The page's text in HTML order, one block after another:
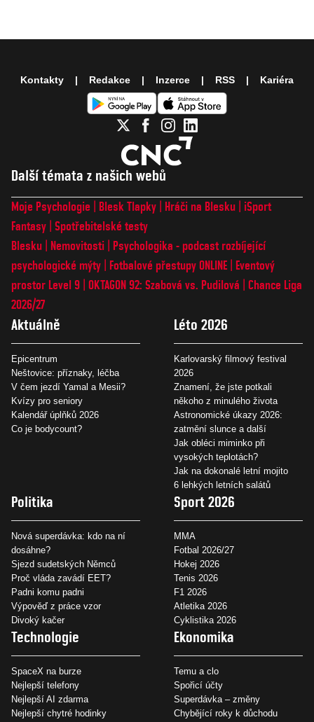
Další témata z našich webů
Moje Psychologie Blesk Tlapky Hráči na Blesku
iSport
Fantasy Spotřebitelské testy
Blesku
Nemovitosti
Psychologika - podcast rozbíjející
psychologické mýty
Fotbalové přestupy ONLINE
Eventový
prostor Level 9 OKTAGON 92: Szabová vs. Pudilová
Chance Liga
2026/27
Aktuálně
Epicentrum
Neštovice: příznaky, léčba
V čem jezdí Yamal a Mesii?
Kvízy pro seniory
Kalendář úplňků 2026
Co je bodycount?
Léto 2026
Karlovarský filmový festival
2026
Znamení, že jste potkali
někoho z minulého života
Astronomické úkazy 2026:
zatmění slunce a další
Jak obléci miminko při
vysokých teplotách?
Jak na dokonalé letní mojito
6 lehkých letních salátů
Politika
Nová superdávka: kdo na ní
dosáhne?
Sjezd sudetských Němců
Proč vláda zavádí EET?
Padni komu padni
Výpověď z práce vzor
Divoký kačer
Sport 2026
MMA
Fotbal 2026/27
Hokej 2026
Tenis 2026
F1 2026
Atletika 2026
Cyklistika 2026
Technologie
SpaceX na burze
Nejlepší telefony
Nejlepší AI zdarma
Nejlepší chytré hodinky
Ekonomika
Temu a clo
Spořicí účty
Superdávka – změny
Chybějící roky k důchodu
Kontakty Redakce Inzerce RSS Kariéra